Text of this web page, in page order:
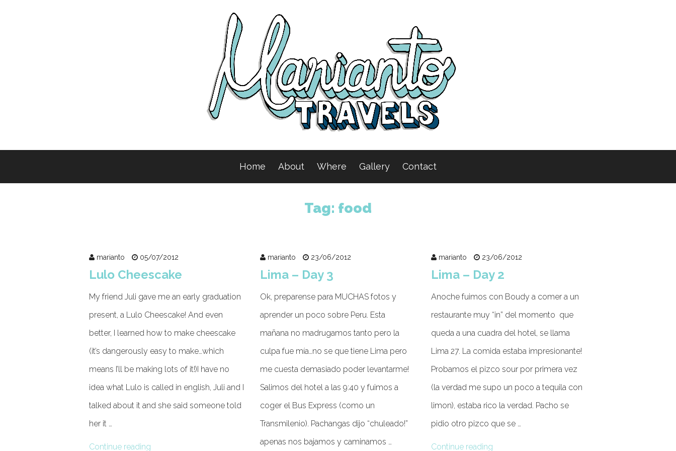
Home About Where Gallery Contact
Tag: food
marianto 05/07/2012
Lulo Cheescake
My friend Juli gave me an early graduation
present, a Lulo Cheescake! And even
better, I learned how to make cheescake
(it’s dangerously easy to make…which
means I’ll be making lots of it!)I have no
idea what Lulo is called in english, Juli and I
talked about it and she said someone told
her it …
Continue reading
marianto 23/06/2012
Lima – Day 3
Ok, preparense para MUCHAS fotos y
aprender un poco sobre Peru. Esta
mañana no madrugamos tanto pero la
culpa fue mía…no se que tiene Lima pero
me cuesta demasiado poder levantarme!
Salimos del hotel a las 9:40 y fuimos a
coger el Bus Express (como un
Transmilenio). Pachangas dijo “chuleado!”
apenas nos bajamos y caminamos …
marianto 23/06/2012
Lima – Day 2
Anoche fuimos con Boudy a comer a un
restaurante muy “in” del momento que
queda a una cuadra del hotel, se llama
Lima 27. La comida estaba impresionante!
Probamos el pizco sour por primera vez
(la verdad me supo un poco a tequila con
limon), estaba rico la verdad. Pacho se
pidio otro pizco que se …
Continue reading